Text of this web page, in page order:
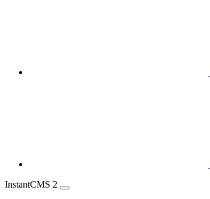
InstantCMS 2